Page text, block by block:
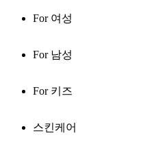
For 여성
For 남성
For 키즈
스킨케어